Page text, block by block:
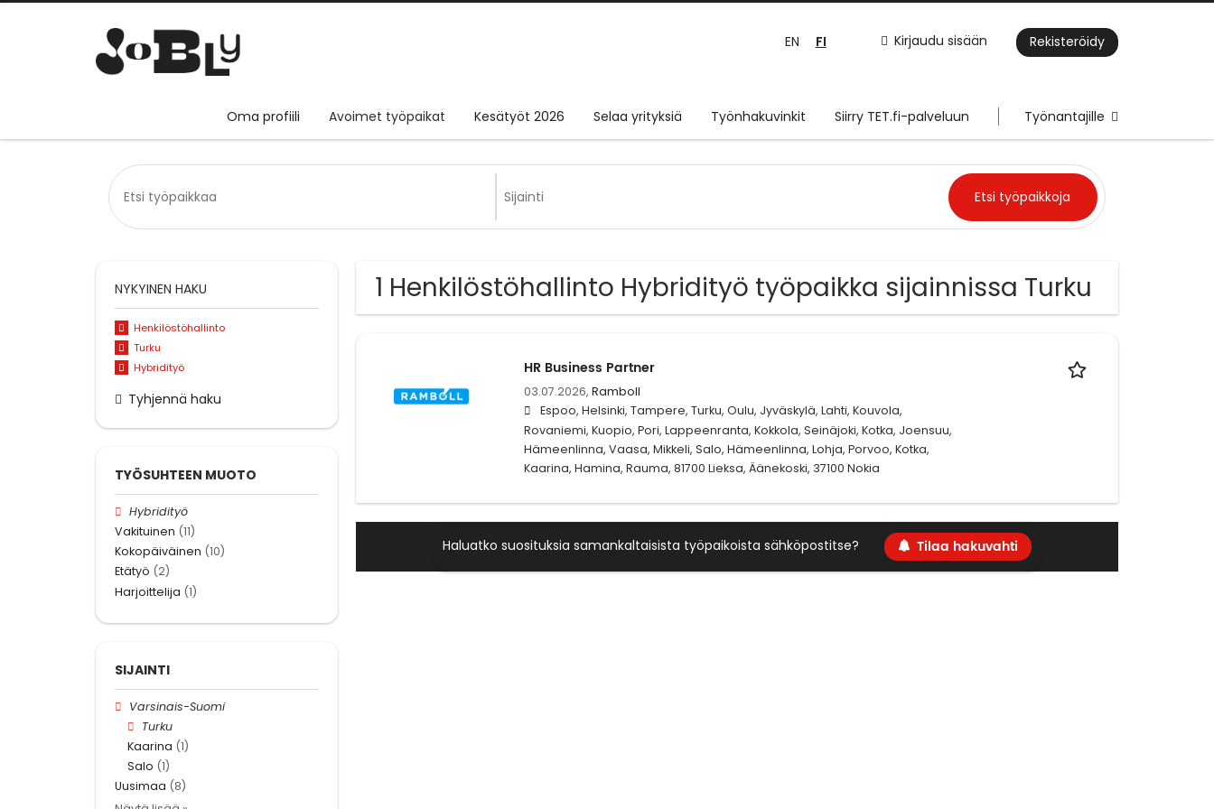
Kirjaudu sisään Rekisteröidy
EN FI
Oma profiili Avoimet työpaikat Kesätyöt 2026 Selaa yrityksiä Työnhakuvinkit Siirry TET.fi-palveluun Työnantajille
1 Henkilöstöhallinto Hybridityö työpaikka sijainnissa Turku
HR Business Partner
03.07.2026, Ramboll
Espoo, Helsinki, Tampere, Turku, Oulu, Jyväskylä, Lahti, Kouvola,
Rovaniemi, Kuopio, Pori, Lappeenranta, Kokkola, Seinäjoki, Kotka, Joensuu,
Hämeenlinna, Vaasa, Mikkeli, Salo, Hämeenlinna, Lohja, Porvoo, Kotka,
Kaarina, Hamina, Rauma, 81700 Lieksa, Äänekoski, 37100 Nokia
Haluatko suosituksia samankaltaisista työpaikoista sähköpostitse? Tilaa hakuvahti
NYKYINEN HAKU
Henkilöstöhallinto
Turku
Hybridityö
Tyhjennä haku
TYÖSUHTEEN MUOTO
Hybridityö
Vakituinen (11)
Kokopäiväinen (10)
Etätyö (2)
Harjoittelija (1)
SIJAINTI
Varsinais-Suomi
Turku
Kaarina (1)
Salo (1)
Uusimaa (8)